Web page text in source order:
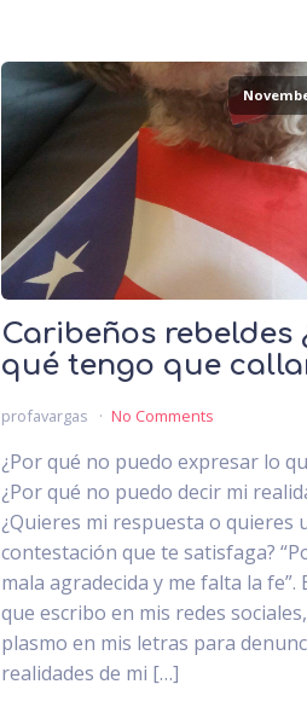
Caribeños rebeldes
qué tengo que
profavargas No Comments
¿Por qué no puedo expresar lo
¿Por qué no puedo decir mi
¿Quieres mi respuesta o quieres
contestación que te satisfaga?
mala agradecida y me falta la fe”.
que escribo en mis redes
plasmo en mis letras para
realidades de mi […]